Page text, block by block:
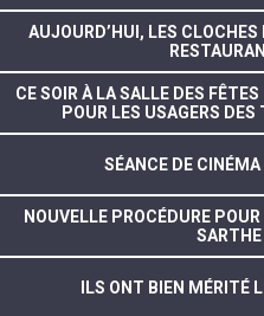
AUJOURD’HUI, LES
CE SOIR À LA SALLE DES
POUR LES USAGERS
SÉANCE DE
NOUVELLE PROCÉDURE
ILS ONT BIEN MÉRITÉ